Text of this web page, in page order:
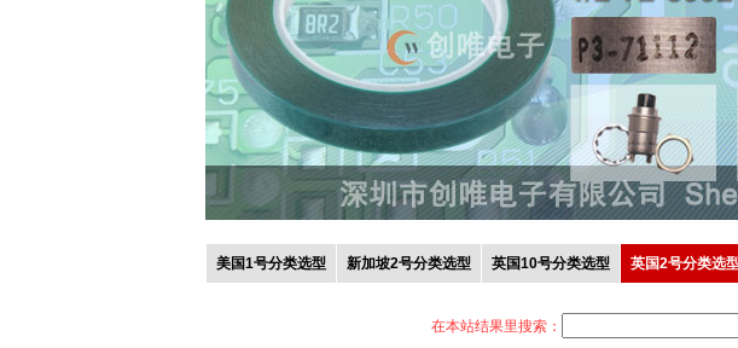
美国1号分类选型 新加坡2号分类选型 英国10号分类选型 英国2号分类选
在本站结果里搜索：